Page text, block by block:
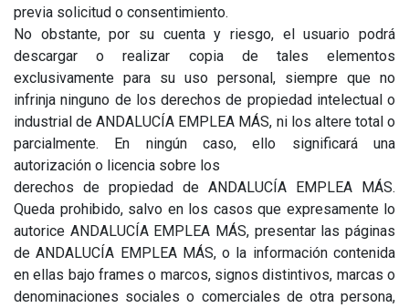
previa solicitud o consentimiento.
No obstante, por su cuenta y riesgo, el usuario podrá
descargar o realizar copia de tales elementos
exclusivamente para su uso personal, siempre que no
infrinja ninguno de los derechos de propiedad intelectual o
industrial de ANDALUCÍA EMPLEA MÁS, ni los altere total o
parcialmente. En ningún caso, ello significará una
autorización o licencia sobre los
derechos de propiedad de ANDALUCÍA EMPLEA MÁS.
Queda prohibido, salvo en los casos que expresamente lo
autorice ANDALUCÍA EMPLEA MÁS, presentar las páginas
de ANDALUCÍA EMPLEA MÁS, o la información contenida
en ellas bajo frames o marcos, signos distintivos, marcas o
denominaciones sociales o comerciales de otra persona,